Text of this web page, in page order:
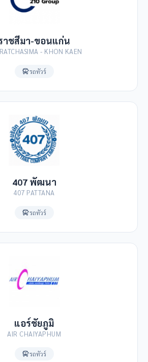
าชสีมา-ขอนแก่น
- KHON KAEN
รถทัวร์
407 พัฒนา
407 PATTANA
รถทัวร์
แอร์ชัยภูมิ
AIR CHAIYAPHUM
รถทัวร์